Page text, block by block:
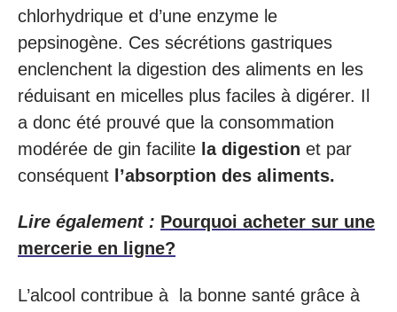
chlorhydrique et d’une enzyme le
pepsinogène. Ces sécrétions gastriques
enclenchent la digestion des aliments en les
réduisant en micelles plus faciles à digérer. Il
a donc été prouvé que la consommation
modérée de gin facilite la digestion et par
conséquent l’absorption des aliments.
Lire également : Pourquoi acheter sur une
mercerie en ligne?
L’alcool contribue à la bonne santé grâce à